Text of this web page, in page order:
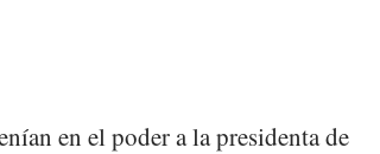
en el poder a la presidenta de